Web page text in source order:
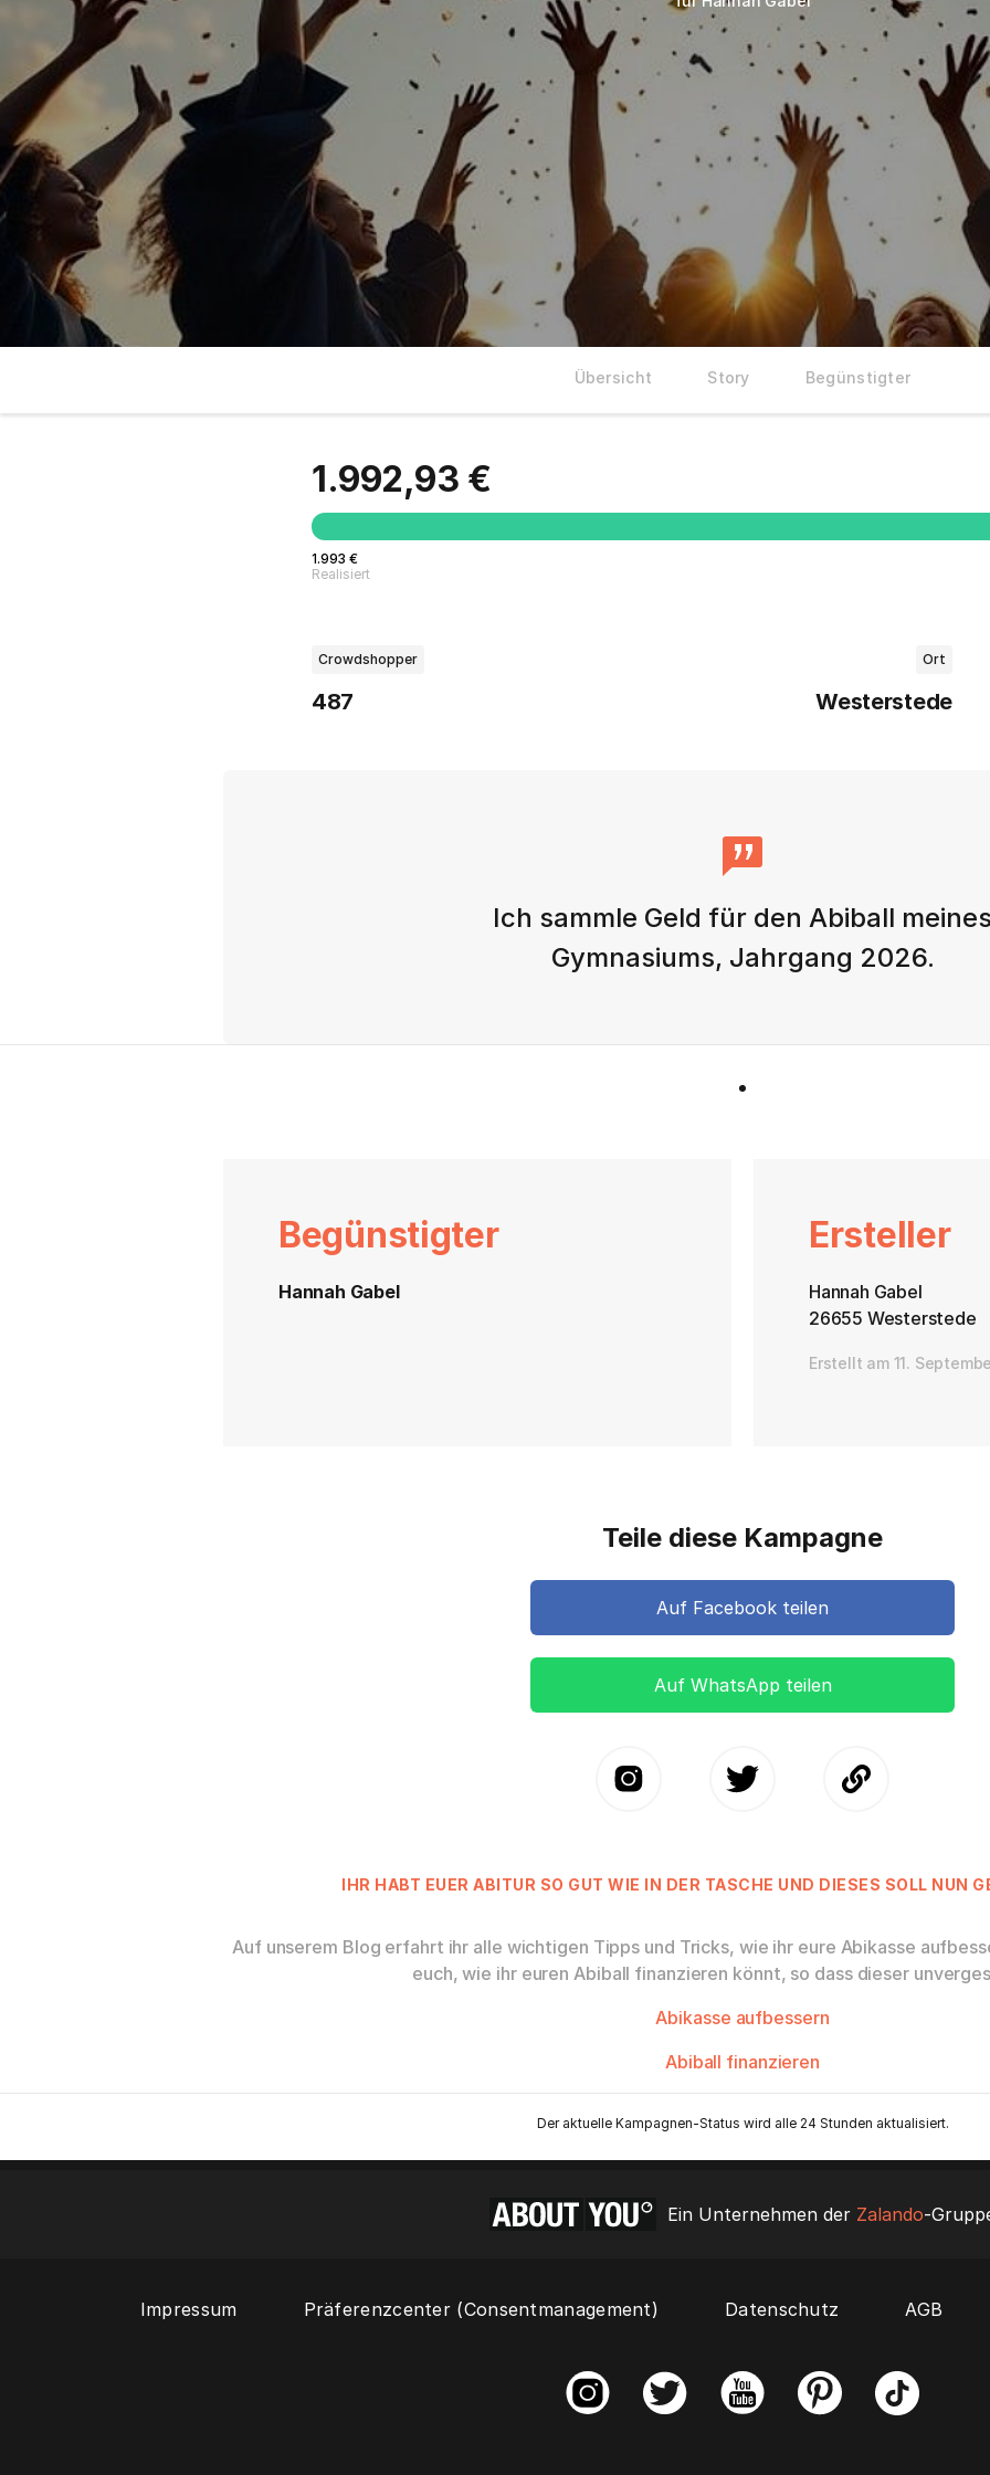
Übersicht Story Begünstigter
1.992,93 €
1.993 €
Realisiert
Crowdshopper
487
Ort
Westerstede
Ich sammle Geld für den Abiball
Gymnasiums, Jahrgang 2026.
Begünstigter
Hannah Gabel
Ersteller
Hannah Gabel
26655 Westerstede
Erstellt am 11.
Teile diese Kampagne
Auf Facebook teilen
Auf WhatsApp teilen
IHR HABT EUER ABITUR SO GUT WIE IN DER TASCHE UND DIESES SOLL NUN
Auf unserem Blog erfahrt ihr alle wichtigen Tipps und Tricks, wie ihr eure Abikasse
euch, wie ihr euren Abiball finanzieren könnt, so dass dieser
Abikasse aufbessern
Abiball finanzieren
Der aktuelle Kampagnen-Status wird alle 24 Stunden aktualisiert.
Ein Unternehmen der Zalando-
Impressum Präferenzcenter (Consentmanagement) Datenschutz AGB